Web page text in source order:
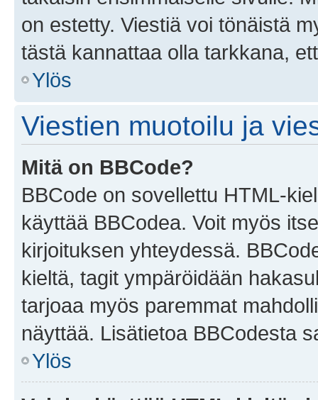
on estetty. Viestiä voi tönäistä
tästä kannattaa olla tarkkana,
Ylös
Viestien muotoilu ja
Mitä on BBCode?
BBCode on sovellettu HTML-
käyttää BBCodea. Voit myös
kirjoituksen yhteydessä.
kieltä, tagit ympäröidään
tarjoaa myös paremmat
näyttää. Lisätietoa BBCodesta
Ylös